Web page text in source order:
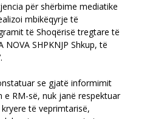
për shërbime mediatike
mbikëqyrje të
të Shoqërisë tregtare të
NOVA SHPKNJP Shkup, të
se gjatë informimit
e RM-së, nuk janë respektuar
të veprimtarisë,